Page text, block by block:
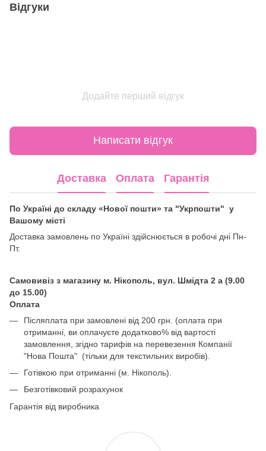
Відгуки
Додайте перший відгук
Написати відгук
Доставка Оплата Гарантія
По Україні до складу «Нової пошти» та "Укрпошти" у
Вашому місті
Доставка замовлень по Україні здійснюється в робочі дні Пн-
Пт.
Самовивіз з магазину м. Нікополь, вул. Шмідта 2 а (9.00
до 15.00)
Оплата
Післяплата при замовлені від 200 грн. (оплата при
отриманні, ви оплачуєте додатково% від вартості
замовлення, згідно тарифів на перевезення Компанії
"Нова Пошта" (тільки для текстильних виробів).
Готівкою при отриманні (м. Нікополь).
Безготівковий розрахунок
Гарантія від виробника